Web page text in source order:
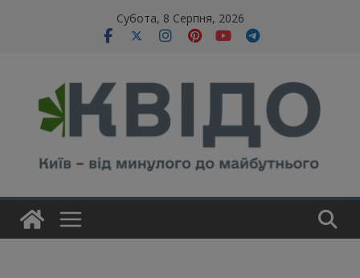
Субота, 8 Серпня, 2026
modal-check